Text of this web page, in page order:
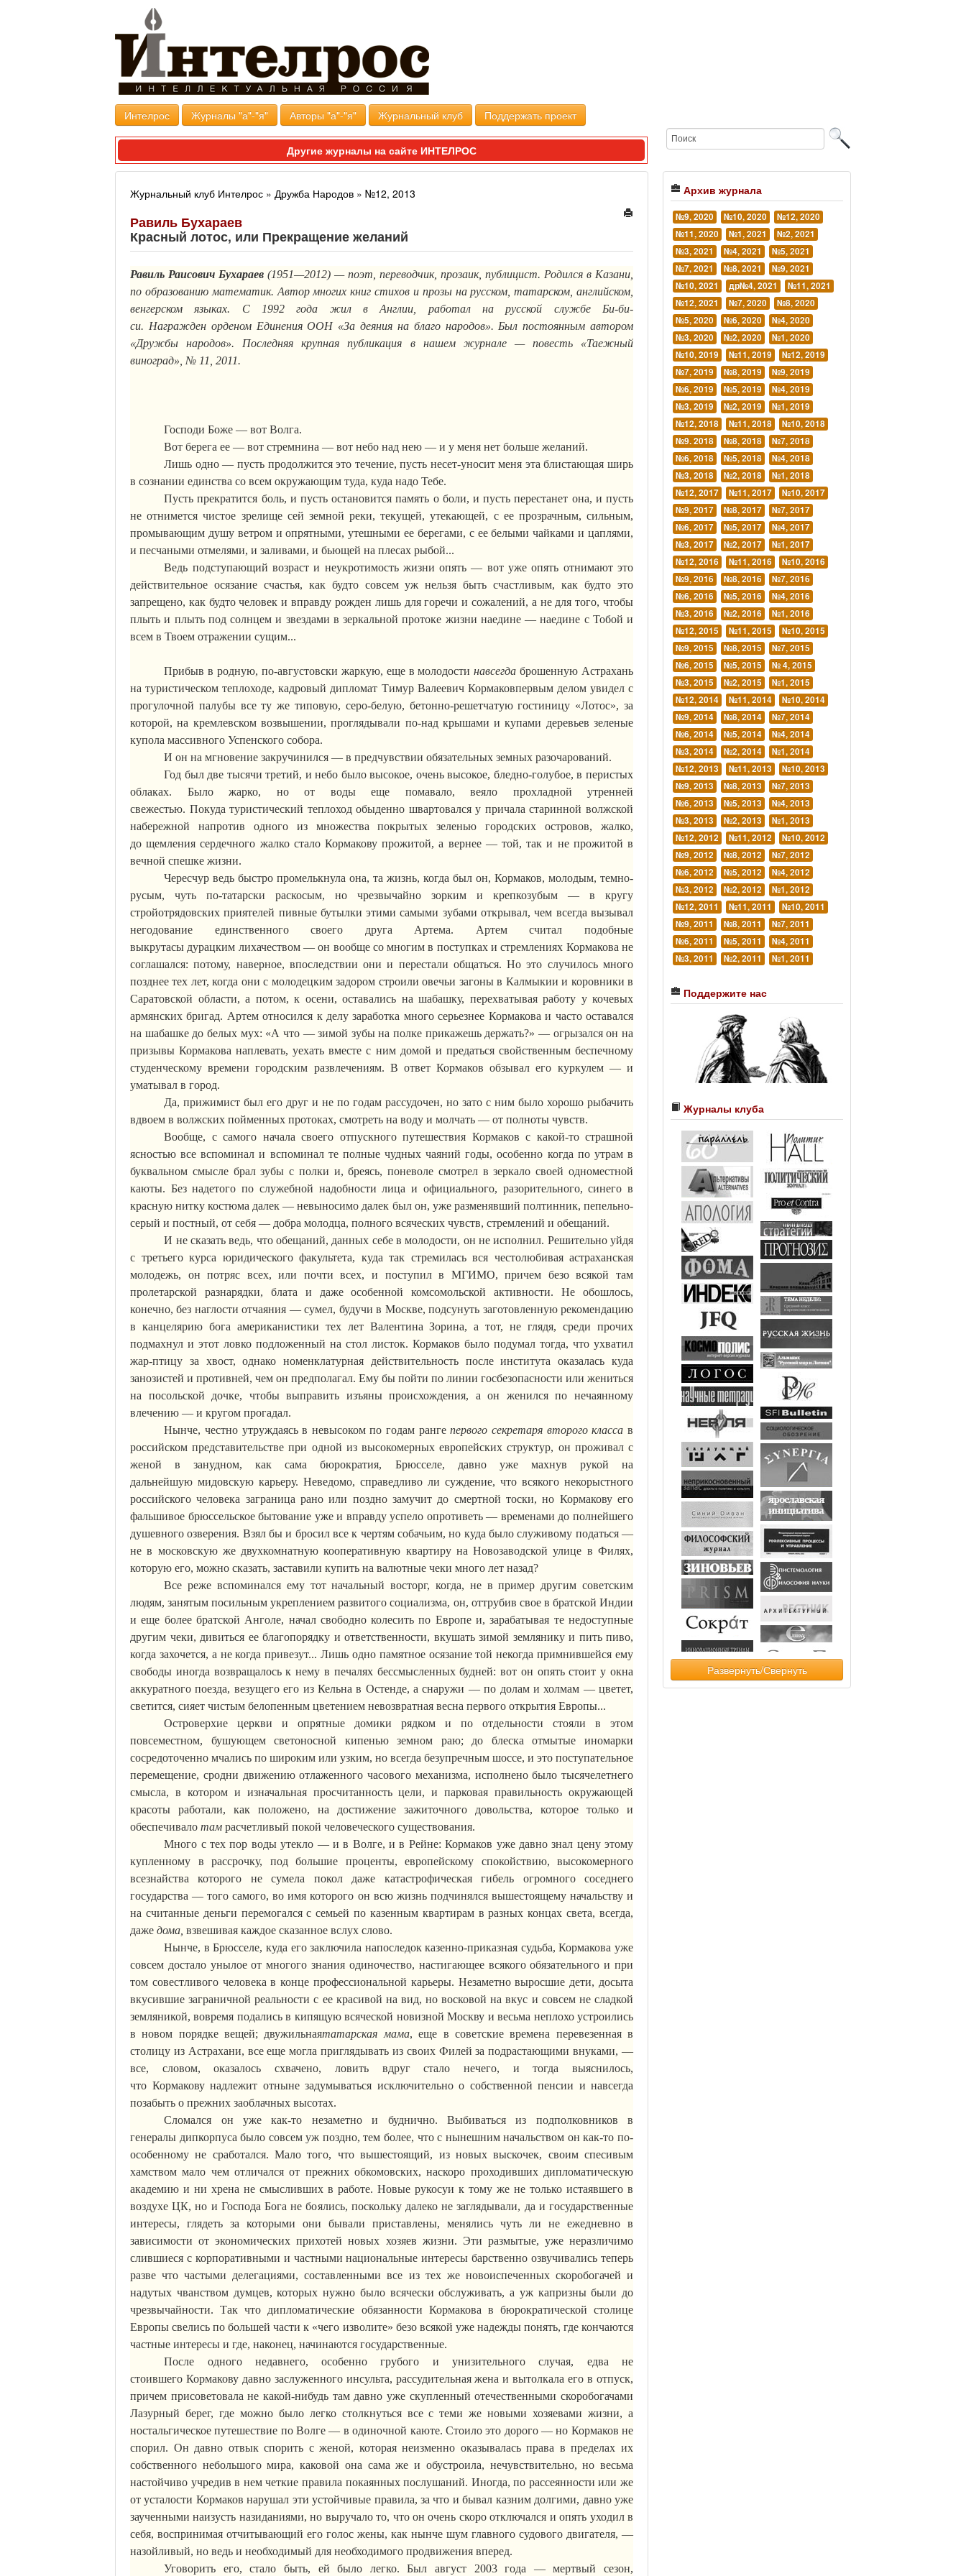
Интелрос Журналы "а"-"я" Авторы "а"-"я" Журнальный клуб Поддержать проект
Другие журналы на сайте ИНТЕЛРОС
Журнальный клуб Интелрос » Дружба Народов » №12, 2013
Равиль Бухараев
Красный лотос, или Прекращение желаний
Равиль Раисович Бухараев (1951—2012) — поэт, переводчик, прозаик, публицист. Родился в Казани,
по образованию математик. Автор многих книг стихов и прозы на русском, татарском, английском,
венгерском языках. С 1992 года жил в Англии, работал на русской службе Би-би-
си. Награжденорденом Единения ООН «За деяния на благо народов». Был постоянным автором
«Дружбы народов». Последняя крупная публикация в нашем журнале — повесть «Таежный
виноград», № 11, 2011.
Господи Боже — вот Волга.
Вот берега ее — вот стремнина — вот небо над нею — и у меня нет больше желаний.
Лишь одно — пусть продолжится это течение, пусть несет-уносит меня эта блистающая ширь
в сознании единства со всем окружающим туда, куда надо Тебе.
Пусть прекратится боль, и пусть остановится память о боли, и пусть перестанет она, и пусть
не отнимется чистое зрелище сей земной реки, текущей, утекающей, с ее прозрачным, сильным,
промывающим душу ветром и опрятными, утешными ее берегами, с ее белыми чайками и цаплями,
и песчаными отмелями, и заливами, и бьющей на плесах рыбой...
Ведь подступающий возраст и неукротимость жизни опять — вот уже опять отнимают это
действительное осязание счастья, как будто совсем уж нельзя быть счастливым, как будто это
запрещено, как будто человек и вправду рожден лишь для горечи и сожалений, а не для того, чтобы
плыть и плыть под солнцем и звездами в зеркальной протоке жизни наедине — наедине с Тобой и
всем в Твоем отражении сущим...
Прибыв в родную, по-августовски жаркую, еще в молодостинавсегда брошенную Астрахань
на туристическом теплоходе, кадровый дипломат Тимур Валеевич Кормаковпервым делом увидел с
прогулочной палубы все ту же типовую, серо-белую, бетонно-решетчатую гостиницу «Лотос», за
которой, на кремлевском возвышении, проглядывали по-над крышами и купами деревьев зеленые
купола массивного Успенского собора.
И он на мгновение закручинился — в предчувствии обязательных земных разочарований.
Год был две тысячи третий, и небо было высокое, очень высокое, бледно-голубое, в перистых
облаках. Было жарко, но от воды еще помавало, веяло прохладной утренней
свежестью. Покуда туристический теплоход обыденно швартовался у причала старинной волжской
набережной напротив одного из множества покрытых зеленью городских островов, жалко,
дощемления сердечного жалко сталоКормакову прожитой, а вернее — той, так и не прожитой в
вечной спешке жизни.
Чересчур ведь быстро промелькнула она, та жизнь, когда был он,Кормаков, молодым, темно-
русым, чуть по-татарски раскосым, но чрезвычайно зорким и крепкозубым — в кругу
стройотрядовских приятелей пивные бутылки этими самыми зубами открывал, чем всегда вызывал
негодование единственного своего друга Артема. Артем считал подобные
выкрутасы дурацким лихачеством — он вообще со многим в поступках и стремлениях Кормакова не
соглашался: потому, наверное, впоследствии они и перестали общаться. Но это случилось много
позднее тех лет, когда они с молодецким задором строили овечьи загоны в Калмыкии и коровники в
Саратовской области, а потом, к осени, оставались на шабашку, перехватывая работу у кочевых
армянских бригад. Артем относился к делу заработка много серьезнее Кормакова и часто оставался
на шабашкедо белых мух: «А что — зимой зубы на полке прикажешь держать?» — огрызался он на
призывыКормакова наплевать, уехать вместе с ним домой и предаться свойственным беспечному
студенческому времени городским развлечениям. В ответКормаков обзывал его куркулем— и
уматывал в город.
Да, прижимист был его друг и не по годам рассудочен, но зато с ним было хорошо рыбачить
вдвоем в волжских пойменных протоках, смотреть на воду и молчать — от полноты чувств.
Вообще, с самого начала своего отпускного путешествия Кормаков с какой-то страшной
ясностью все вспоминал и вспоминал те полные чудных чаяний годы, особенно когда по утрам в
буквальном смысле брал зубы с полки и, бреясь, поневоле смотрел в зеркало своей одноместной
каюты. Без надетого по служебной надобности лица и официального, разорительного, синего в
красную нитку костюма далек — невыносимо далек был он, уже разменявший полтинник, пепельно-
серый и постный, от себя — добра молодца, полного всяческих чувств, стремлений и обещаний.
И не сказать ведь, что обещаний, данных себе в молодости, он не исполнил. Решительно уйдя
с третьего курса юридического факультета, куда так стремилась вся честолюбивая астраханская
молодежь, он потряс всех, или почти всех, и поступил в МГИМО, причем безо всякой там
пролетарской разнарядки, блата и даже особенной комсомольской активности. Не обошлось,
конечно, без наглости отчаяния — сумел, будучи в Москве, подсунуть заготовленную рекомендацию
в канцелярию бога американистики тех лет Валентина Зорина, а тот, не глядя, среди прочих
подмахнул и этот ловко подложенный на стол листок. Кормаков было подумал тогда, что ухватил
жар-птицу за хвост, однако номенклатурная действительность после института оказалась куда
занозистей и противней, чем он предполагал. Ему бы пойти по линии госбезопасности или жениться
на посольской дочке, чтобы выправить изъяны происхождения, а он женился по нечаянному
влечению — и кругом прогадал.
Нынче, честно утруждаясь в невысоком по годам рангепервого секретаря второго класса в
российском представительстве при одной из высокомерных европейских структур, он проживал с
женой взанудном, как сама бюрократия, Брюсселе, давно уже махнув рукой на
дальнейшую мидовскую карьеру. Неведомо, справедливо ли суждение, что всякого некорыстного
российского человека заграница рано или поздно замучит до смертной тоски, но Кормаковуего
фальшивое брюссельское бытование уже и вправду успело опротиветь — временами до полнейшего
душевного озверения. Взял бы и бросил все к чертям собачьим, но куда было служивому податься —
не в московскую же двухкомнатную кооперативную квартиру наНовозаводской улице в Филях,
которую его, можно сказать, заставили купить на валютные чеки много лет назад?
Все реже вспоминался ему тот начальный восторг, когда, не в пример другим советским
людям, занятым посильным укреплением развитого социализма, он, оттрубив свое в братской Индии
и еще более братской Анголе, начал свободно колесить по Европе и, зарабатывая те недоступные
другим чеки, дивиться ее благопорядку и ответственности, вкушать зимой землянику и пить пиво,
когда захочется, а не когда привезут... Лишь одно памятное осязание той некогдапримнившейся ему
свободы иногда возвращалось к нему в печалях бессмысленных будней: вот он опять стоит у окна
аккуратного поезда, везущего его из Кельна в Остенде, а снаружи — по долам и холмам — цветет,
светится, сияет чистым белопенным цветением невозвратная весна первого открытия Европы...
Островерхие церкви и опрятные домики рядком и по отдельности стояли в этом
повсеместном, бушующем светоносной кипенью земном раю; до блеска отмытые иномарки
сосредоточенно мчались по широким или узким, но всегда безупречным шоссе, и это поступательное
перемещение, сродни движению отлаженного часового механизма, исполнено было тысячелетнего
смысла, в котором и изначальная просчитанностьцели, и парковая правильность окружающей
красоты работали, как положено, на достижение зажиточного довольства, которое только и
обеспечивало там расчетливый покой человеческого существования.
Много с тех пор воды утекло — и в Волге, и в Рейне:Кормаков уже давно знал цену этому
купленному в рассрочку, под большие проценты, европейскому спокойствию, высокомерного
всезнайства которого не сумела покол даже катастрофическая гибель огромного соседнего
государства — того самого, во имя которого он всю жизнь подчинялся вышестоящему начальству и
на считанные деньги перемогался с семьей по казенным квартирам в разных концах света, всегда,
даже дома, взвешивая каждое сказанное вслух слово.
Нынче, в Брюсселе, куда его заключила напоследок казенно-приказная судьба,Кормакова уже
совсем достало унылое от многого знания одиночество, настигающее всякого обязательного и при
том совестливого человека в конце профессиональной карьеры. Незаметно выросшие дети, досыта
вкусившие заграничной реальности с ее красивой на вид, но восковой на вкус и совсем не сладкой
земляникой, вовремя подались в кипящую всяческой новизной Москву и весьма неплохо устроились
в новом порядке вещей; двужильнаятатарская мама, еще в советские времена перевезенная в
столицу из Астрахани, все еще моглаприглядывать из своих Филей за подрастающими внуками, —
все, словом, оказалось схвачено, ловить вдруг стало нечего, и тогда выяснилось,
что Кормаковунадлежит отныне задумываться исключительно о собственной пенсии и навсегда
позабыть о прежних заоблачных высотах.
Сломался он уже как-то незаметно и буднично. Выбиваться из подполковников в
генералы дипкорпуса было совсем уж поздно, тем более, что с нынешним начальством он как-то по-
особенному не сработался. Мало того, чтовышестоящий, из новых выскочек, своим спесивым
хамством мало чем отличался от прежних обкомовских, наскоро проходивших дипломатическую
академию и ни хрена не смысливших в работе. Новые рукосуи к тому же не только истаявшего в
воздухе ЦК, но и Господа Бога не боялись, поскольку далеко не заглядывали, да и государственные
интересы, глядеть за которыми они бывали приставлены, менялись чуть ли не ежедневно в
зависимости от экономических прихотей новых хозяев жизни. Эти размытые, уже неразличимо
слившиеся с корпоративными и частными национальные интересы барственно озвучивались теперь
разве что частыми делегациями, составленными все из тех же новоиспеченных скоробогачей и
надутых чванствомдумцев, которых нужно было всячески обслуживать, а уж капризны были до
чрезвычайности. Так что дипломатические обязанности Кормакова в бюрократической столице
Европы свелись по большей частик «чего изволите» безо всякой уже надежды понять, где кончаются
частные интересы и где, наконец, начинаются государственные.
После одного недавнего, особенно грубого и унизительного случая, едва не
стоившего Кормаковудавно заслуженного инсульта, рассудительная жена и вытолкала его в отпуск,
причем присоветовала не какой-нибудь там давно уже скупленный отечественными скоробогачами
Лазурный берег, где можно было легко столкнуться все с теми же новыми хозяевами жизни, а
ностальгическое путешествие по Волге — в одиночной каюте. Стоило это дорого — но Кормаков не
спорил. Он давно отвык спорить с женой, которая неизменно оказывалась права в пределах их
собственного небольшого мира, каковой она сама же и обустроила, нечувствительно, но весьма
настойчиво учредив в нем четкие правила покаянных послушаний. Иногда, по рассеянности или же
от усталости Кормаков нарушал эти устойчивые правила, за что ибывал казним долгими, давно уже
заученными наизусть назиданиями, но выручало то, что он очень скоро отключался и опять уходил в
себя, воспринимая отчитывающий его голос жены, как нынче шум главного судового двигателя, —
назойливый, но ведь и необходимый для необходимого продвижения вперед.
Уговорить его, стало быть, ей было легко. Был август 2003 года — мертвый сезон,
Архив журнала
№9, 2020 №10, 2020
№12, 2020
№11, 2020
№1, 2021
№2, 2021
№3, 2021
№4, 2021
№5, 2021
№7, 2021
№8, 2021
№9, 2021
№10, 2021
др№4, 2021
№11, 2021
№12, 2021
№7, 2020
№8, 2020
№5, 2020
№6, 2020
№4, 2020
№3, 2020
№2, 2020
№1, 2020
№10, 2019
№11, 2019
№12, 2019
№7, 2019
№8, 2019
№9, 2019
№6, 2019
№5, 2019
№4, 2019
№3, 2019
№2, 2019
№1, 2019
№12, 2018
№11, 2018
№10, 2018
№9. 2018
№8, 2018
№7, 2018
№6, 2018
№5, 2018
№4, 2018
№3, 2018
№2, 2018
№1, 2018
№12, 2017
№11, 2017
№10, 2017
№9, 2017
№8, 2017
№7, 2017
№6, 2017
№5, 2017
№4, 2017
№3, 2017
№2, 2017
№1, 2017
№12, 2016
№11, 2016
№10, 2016
№9, 2016
№8, 2016
№7, 2016
№6, 2016
№5, 2016
№4, 2016
№3, 2016
№2, 2016
№1, 2016
№12, 2015
№11, 2015
№10, 2015
№9, 2015
№8, 2015
№7, 2015
№6, 2015
№5, 2015
№ 4, 2015
№3, 2015
№2, 2015
№1, 2015
№12, 2014
№11, 2014
№10, 2014
№9, 2014
№8, 2014
№7, 2014
№6, 2014
№5, 2014
№4, 2014
№3, 2014
№2, 2014
№1, 2014
№12, 2013
№11, 2013
№10, 2013
№9, 2013
№8, 2013
№7, 2013
№6, 2013
№5, 2013
№4, 2013
№3, 2013
№2, 2013
№1, 2013
№12, 2012
№11, 2012
№10, 2012
№9, 2012
№8, 2012
№7, 2012
№6, 2012
№5, 2012
№4, 2012
№3, 2012
№2, 2012
№1, 2012
№12, 2011
№11, 2011
№10, 2011
№9, 2011
№8, 2011
№7, 2011
№6, 2011
№5, 2011
№4, 2011
№3, 2011
№2, 2011 №1, 2011
Поддержите нас
Журналы клуба
Развернуть/Свернуть